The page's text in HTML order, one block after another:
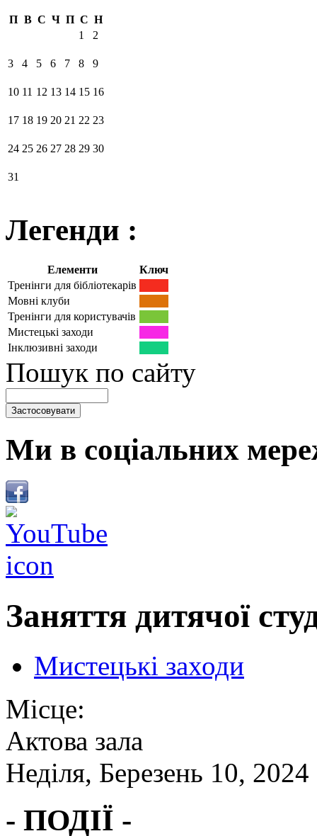
П В С Ч П С Н
1
2
3 4 5 6 7 8 9
10 11 12 13 14 15 16
17 18 19 20 21 22 23
24 25 26 27 28 29 30
31
Легенди :
Елементи
Ключ
Тренінги для бібліотекарів
Мовні клуби
Тренінги для користувачів
Мистецькі заходи
Інклюзивні заходи
Пошук по сайту
Ми в соціальних
Заняття дитячої
Мистецькі заходи
Місце:
Актова зала
Неділя, Березень 10,
- ПОДІЇ -